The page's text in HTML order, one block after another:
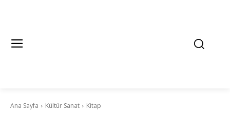
Ana Sayfa Kültür Sanat Kitap